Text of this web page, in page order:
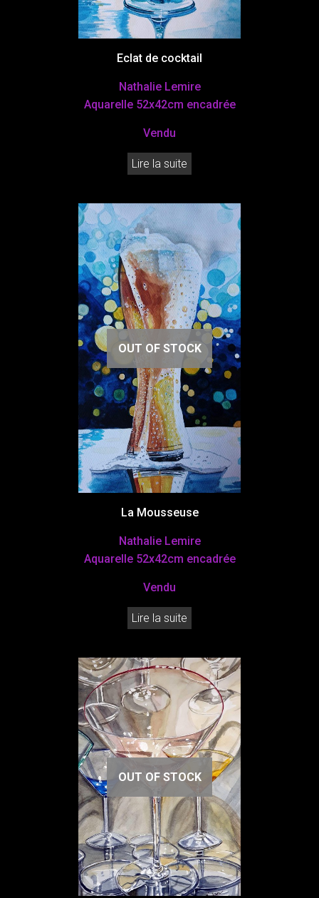
Eclat de cocktail
Nathalie Lemire
Aquarelle 52x42cm encadrée
Vendu
Lire la suite
OUT OF STOCK
La Mousseuse
Nathalie Lemire
Aquarelle 52x42cm encadrée
Vendu
Lire la suite
OUT OF STOCK